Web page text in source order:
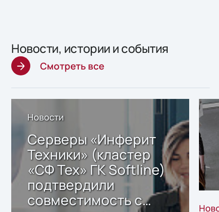
Новости, истории и события
Смотреть все
Новости
Серверы «Инферит
Техники» (кластер
«СФ Тех» ГК Softline)
подтвердили
совместимость с